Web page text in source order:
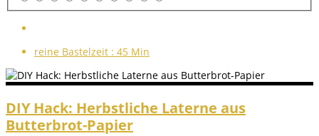
reine Bastelzeit : 45 Min
DIY Hack: Herbstliche Laterne aus
Butterbrot-Papier